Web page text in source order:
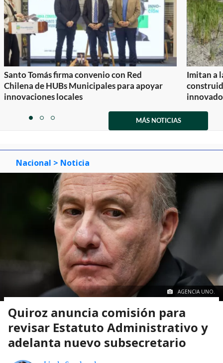
Santo Tomás firma convenio con Red
Chilena de HUBs Municipales para apoyar
innovaciones locales
Imitan a
itemitemitem
MÁS NOTICIAS
Nacional > Noticia
AGENCIA UNO.
Quiroz anuncia comisión para
revisar Estatuto Administrativo y
adelanta nuevo subsecretario